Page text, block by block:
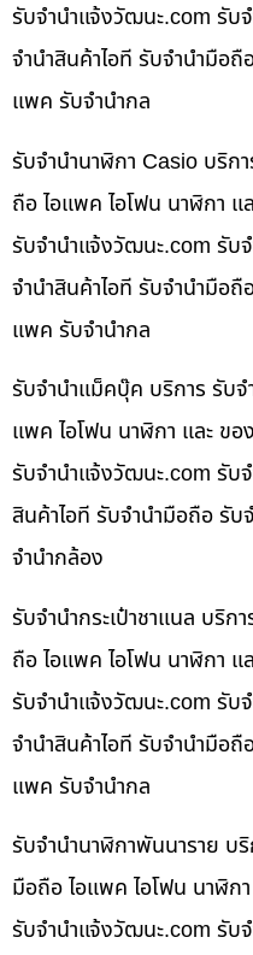
รับจํานําแจ้งวัฒนะ.com รับ
จำนำสินค้าไอที รับจำนำมือ
แพค รับจำนำกล
รับจำนำนาฬิกา Casio บริก
ถือ ไอแพค ไอโฟน นาฬิกา
รับจํานําแจ้งวัฒนะ.com รับ
จำนำสินค้าไอที รับจำนำมือ
แพค รับจำนำกล
รับจำนำแม็คบุ๊ค บริการ รับจ
แพค ไอโฟน นาฬิกา และ ข
รับจํานําแจ้งวัฒนะ.com รับ
สินค้าไอที รับจำนำมือถือ รั
จำนำกล้อง
รับจำนำกระเป๋าชาแนล บริก
ถือ ไอแพค ไอโฟน นาฬิกา
รับจํานําแจ้งวัฒนะ.com รับ
จำนำสินค้าไอที รับจำนำมือ
แพค รับจำนำกล
รับจำนำนาฬิกาพันนาราย บ
มือถือ ไอแพค ไอโฟน นาฬิก
รับจํานําแจ้งวัฒนะ.com รับ